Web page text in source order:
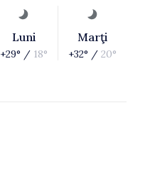
Luni
+29° / 18°
Marţi
+32° / 20°